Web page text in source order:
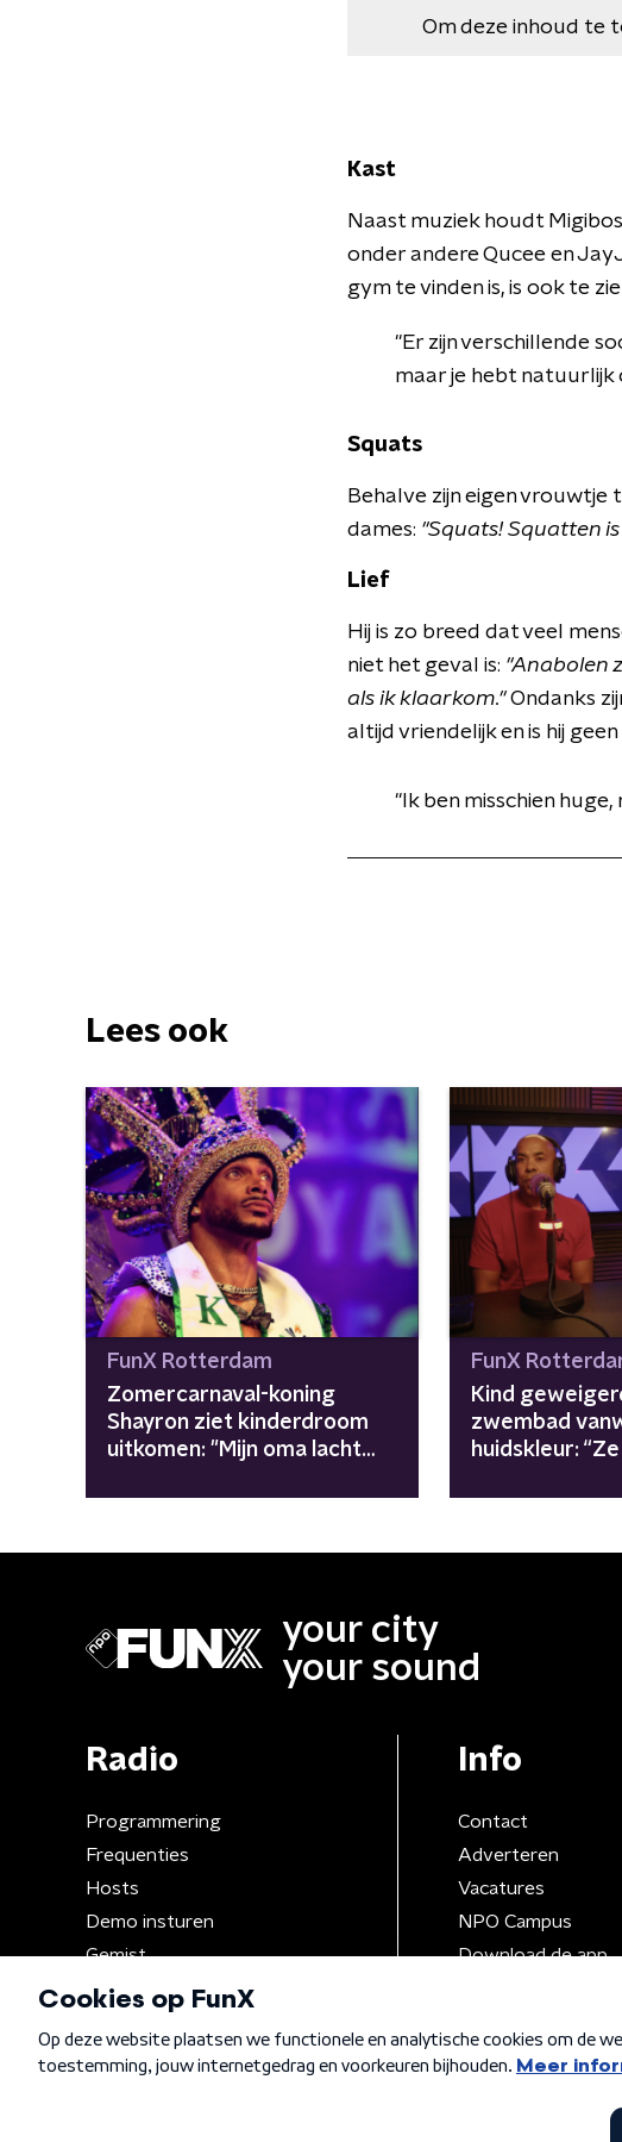
Om deze inhoud te
Kast
Naast muziek houdt
onder andere Qucee en
gym te vinden is, is ook te
''Er zijn verschillende
maar je hebt natuurlijk
Squats
Behalve zijn eigen vrouwtje
dames: ''Squats! Squatten
Lief
Hij is zo breed dat veel
niet het geval is: ''Anabolen
als ik klaarkom.''Ondanks
altijd vriendelijk en is hij
''Ik ben misschien
Lees ook
FunX Rotterdam
Zomercarnaval-koning
Shayron ziet kinderdroom
uitkomen: "Mijn oma lacht
FunX
Kind
zwembad
huidskleur:
publiekelijk”
your city
your sound
Radio
Programmering
Frequenties
Hosts
Demo insturen
Gemist
Info
Contact
Adverteren
Vacatures
NPO Campus
Download de app
Algemene voorwaarden Privacybeleid